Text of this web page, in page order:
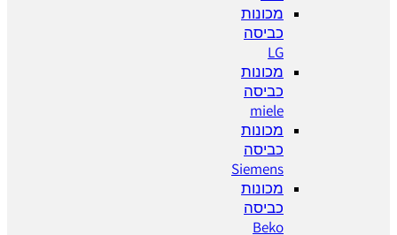
מכונות
כביסה
מכונות
כביסה
מכונות
כביסה
Siemens
מכונות
כביסה